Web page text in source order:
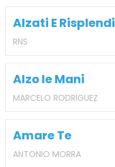
Alzati E Risplendi
RNS
Alzo le Mani
MARCELO RODRIGUEZ
Amare Te
ANTONIO MORRA